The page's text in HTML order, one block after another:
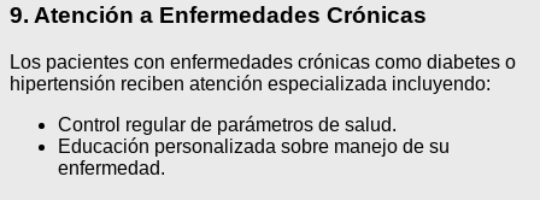
9. Atención a Enfermedades Crónicas
Los pacientes con enfermedades crónicas como diabetes o
hipertensión reciben atención especializada incluyendo:
Control regular de parámetros de salud.
Educación personalizada sobre manejo de su
enfermedad.